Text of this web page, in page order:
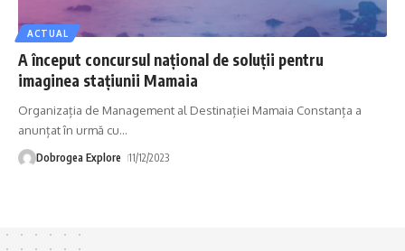
ACTUAL
A început concursul național de soluții pentru
imaginea stațiunii Mamaia
Organizația de Management al Destinației Mamaia Constanța a
anunțat în urmă cu…
Dobrogea Explore 11/12/2023